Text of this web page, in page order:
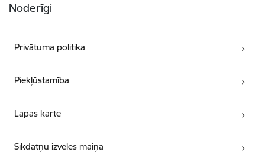
Noderīgi
Privātuma politika
Piekļūstamība
Lapas karte
Sīkdatņu izvēles maiņa